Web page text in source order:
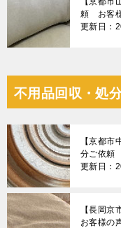
頼 お客
更新日：
不用品回収・処
【京都
分ご依頼
更新日：
【長岡
お客様の